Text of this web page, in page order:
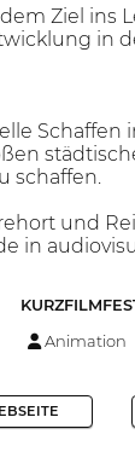
Ziel
in
schaffen.
und
in
Animation